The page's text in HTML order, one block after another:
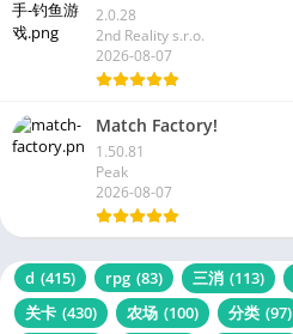
2.0.28
2nd Reality s.r.o.
2026-08-07
Match Factory!
1.50.81
Peak
2026-08-07
d (415) rpg (83) 三消 (113)
关卡 (430) 农场 (100) 分类 (97)